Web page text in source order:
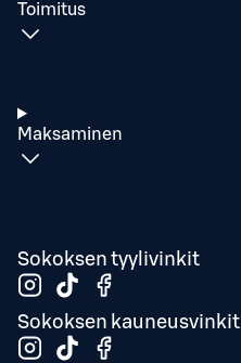
Toimitus
Maksaminen
Sokoksen tyylivinkit
Sokoksen kauneusvinkit